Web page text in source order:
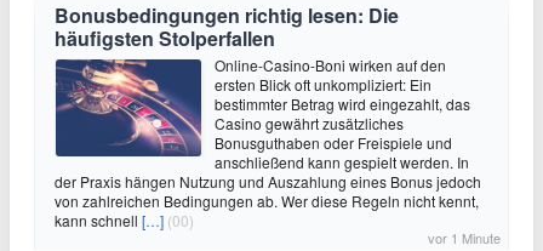
Bonusbedingungen richtig lesen: Die
häufigsten Stolperfallen
Online-Casino-Boni wirken auf den
ersten Blick oft unkompliziert: Ein
bestimmter Betrag wird eingezahlt, das
Casino gewährt zusätzliches
Bonusguthaben oder Freispiele und
anschließend kann gespielt werden. In
der Praxis hängen Nutzung und Auszahlung eines Bonus jedoch
von zahlreichen Bedingungen ab. Wer diese Regeln nicht kennt,
kann schnell […] (00)
vor 1 Minute